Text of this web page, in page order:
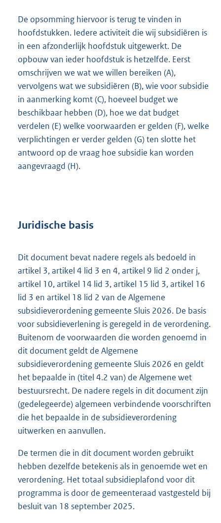
De opsomming hiervoor is terug te vinden in
hoofdstukken. Iedere activiteit die wij subsidiëren is
in een afzonderlijk hoofdstuk uitgewerkt. De
opbouw van ieder hoofdstuk is hetzelfde. Eerst
omschrijven we wat we willen bereiken (A),
vervolgens wat we subsidiëren (B), wie voor subsidie
in aanmerking komt (C), hoeveel budget we
beschikbaar hebben (D), hoe we dat budget
verdelen (E) welke voorwaarden er gelden (F), welke
verplichtingen er verder gelden (G) ten slotte het
antwoord op de vraag hoe subsidie kan worden
aangevraagd (H).
Juridische basis
Dit document bevat nadere regels als bedoeld in
artikel 3, artikel 4 lid 3 en 4, artikel 9 lid 2 onder j,
artikel 10, artikel 14 lid 3, artikel 15 lid 3, artikel 16
lid 3 en artikel 18 lid 2 van de Algemene
subsidieverordening gemeente Sluis 2026. De basis
voor subsidieverlening is geregeld in de verordening.
Buitenom de voorwaarden die worden genoemd in
dit document geldt de Algemene
subsidieverordening gemeente Sluis 2026 en geldt
het bepaalde in (titel 4.2 van) de Algemene wet
bestuursrecht. De nadere regels in dit document zijn
(gedelegeerde) algemeen verbindende voorschriften
die het bepaalde in de subsidieverordening
uitwerken en aanvullen.
De termen die in dit document worden gebruikt
hebben dezelfde betekenis als in genoemde wet en
verordening. Het totaal subsidieplafond voor dit
programma is door de gemeenteraad vastgesteld bij
besluit van 18 september 2025.